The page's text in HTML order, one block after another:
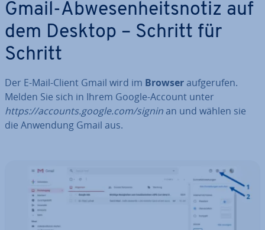
Gmail-Ab­we­sen­heits­no­tiz auf
dem Desktop – Schritt für
Schritt
Der E-Mail-Client Gmail wird im Browserauf­ge­ru­fen.
Melden Sie sich in Ihrem Google-Account unter
https://accounts.google.com/signinan und wählen sie
die Anwendung Gmail aus.